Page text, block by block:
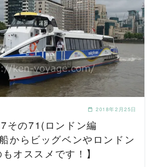
READ MORE
2018年2月25日
その71(ロンドン編
からビッグベンやロンドン
オススメです！】